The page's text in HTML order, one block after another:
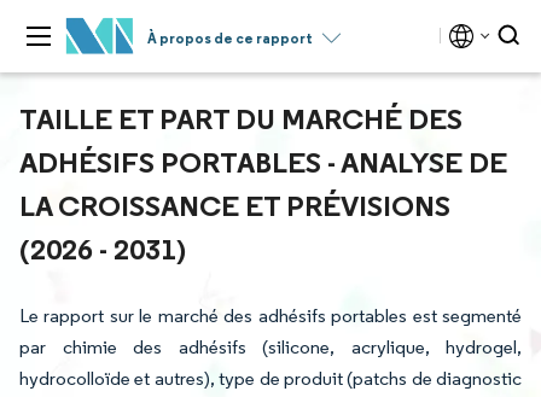
À propos de ce rapport
TAILLE ET PART DU MARCHÉ DES
ADHÉSIFS PORTABLES - ANALYSE DE
LA CROISSANCE ET PRÉVISIONS
(2026 - 2031)
Le rapport sur le marché des adhésifs portables est segmenté
par chimie des adhésifs (silicone, acrylique, hydrogel,
hydrocolloïde et autres), type de produit (patchs de diagnostic